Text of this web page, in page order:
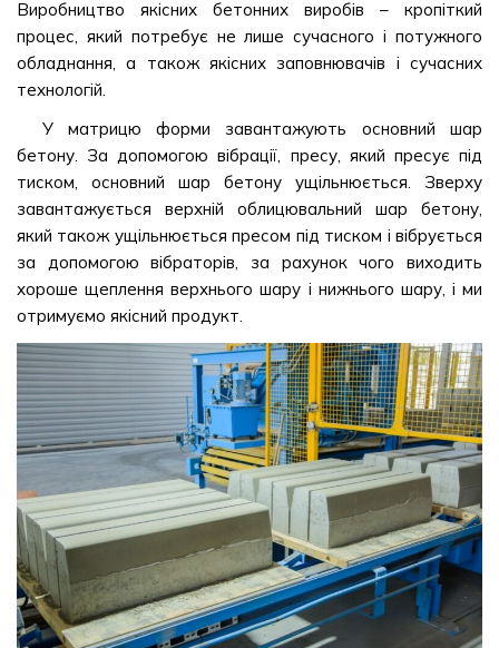
Виробництво якісних бетонних виробів – кропіткий
процес, який потребує не лише сучасного і потужного
обладнання, а також якісних заповнювачів і сучасних
технологій.
У матрицю форми завантажують основний шар
бетону. За допомогою вібрації, пресу, який пресує під
тиском, основний шар бетону ущільнюється. Зверху
завантажується верхній облицювальний шар бетону,
який також ущільнюється пресом під тиском і вібрується
за допомогою вібраторів, за рахунок чого виходить
хороше щеплення верхнього шару і нижнього шару, і ми
отримуємо якісний продукт.